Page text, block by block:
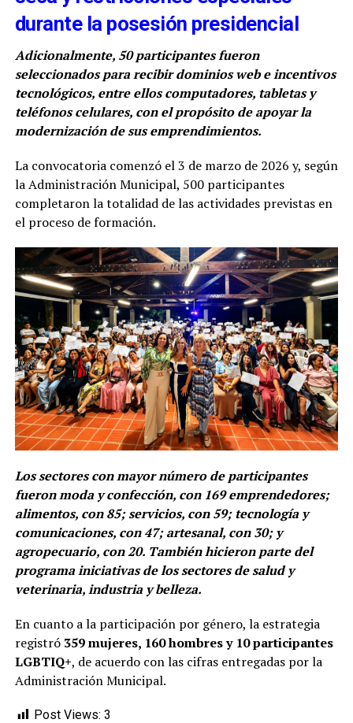
durante la posesión presidencial
Adicionalmente, 50 participantes fueron
seleccionados para recibir dominios web e incentivos
tecnológicos, entre ellos computadores, tabletas y
teléfonos celulares, con el propósito de apoyar la
modernización de sus emprendimientos.
La convocatoria comenzó el 3 de marzo de 2026 y, según
la Administración Municipal, 500 participantes
completaron la totalidad de las actividades previstas en
el proceso de formación.
Los sectores con mayor número de participantes
fueron moda y confección, con 169 emprendedores;
alimentos, con 85; servicios, con 59; tecnología y
comunicaciones, con 47; artesanal, con 30; y
agropecuario, con 20. También hicieron parte del
programa iniciativas de los sectores de salud y
veterinaria, industria y belleza.
En cuanto a la participación por género, la estrategia
registró 359 mujeres, 160 hombres y 10 participantes
LGBTIQ+, de acuerdo con las cifras entregadas por la
Administración Municipal.
Post Views: 3